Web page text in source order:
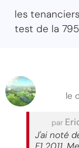
les
test de la
le
par
J'ai noté